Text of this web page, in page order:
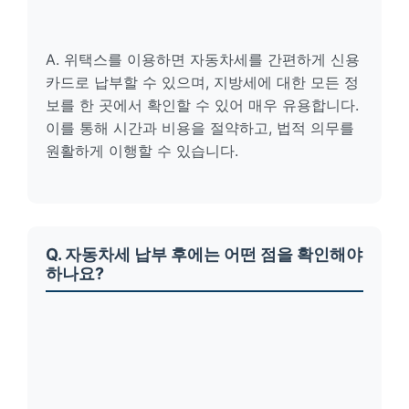
A. 위택스를 이용하면 자동차세를 간편하게 신용
카드로 납부할 수 있으며, 지방세에 대한 모든 정
보를 한 곳에서 확인할 수 있어 매우 유용합니다.
이를 통해 시간과 비용을 절약하고, 법적 의무를
원활하게 이행할 수 있습니다.
Q. 자동차세 납부 후에는 어떤 점을 확인해야
하나요?